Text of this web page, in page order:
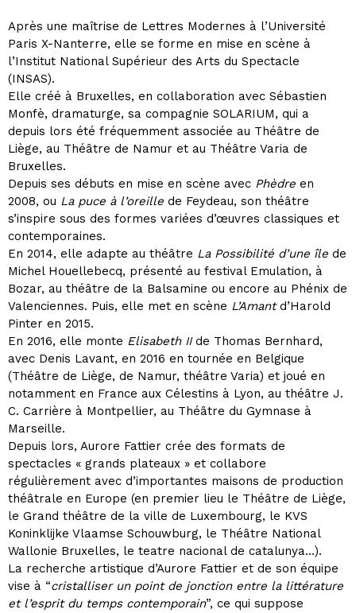
Après une maîtrise de Lettres Modernes à l’Université
Paris X-Nanterre, elle se forme en mise en scène à
l’Institut National Supérieur des Arts du Spectacle
(INSAS).
Elle créé à Bruxelles, en collaboration avec Sébastien
Monfè, dramaturge, sa compagnie SOLARIUM, qui a
depuis lors été fréquemment associée au Théâtre de
Liège, au Théâtre de Namur et au Théâtre Varia de
Bruxelles.
Depuis ses débuts en mise en scène avec Phèdre en
2008, ou La puce à l’oreille de Feydeau, son théâtre
s’inspire sous des formes variées d’œuvres classiques et
contemporaines.
En 2014, elle adapte au théâtre La Possibilité d’une île de
Michel Houellebecq, présenté au festival Emulation, à
Bozar, au théâtre de la Balsamine ou encore au Phénix de
Valenciennes. Puis, elle met en scène L’Amantd’Harold
Pinter en 2015.
En 2016, elle monte Elisabeth IIde Thomas Bernhard,
avec Denis Lavant, en 2016 en tournée en Belgique
(Théâtre de Liège, de Namur, théâtre Varia) et joué en
notamment en France aux Célestins à Lyon, au théâtre J.
C. Carrière à Montpellier, au Théâtre du Gymnase à
Marseille.
Depuis lors, Aurore Fattier crée des formats de
spectacles « grands plateaux » et collabore
régulièrement avec d’importantes maisons de production
théâtrale en Europe (en premier lieu le Théâtre de Liège,
le Grand théâtre de la ville de Luxembourg, le KVS
Koninklijke Vlaamse Schouwburg, le Théâtre National
Wallonie Bruxelles, le teatre nacional de catalunya…).
La recherche artistique d’Aurore Fattier et de son équipe
vise à “cristalliser un point de jonction entre la littérature
et l’esprit du temps contemporain”, ce qui suppose